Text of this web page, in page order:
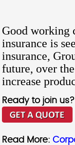
Good working
insurance is
insurance,
future, over
increase
Ready to join us?
Read More: